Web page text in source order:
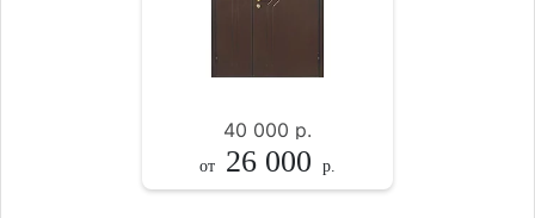
40 000 р.
от 26 000 р.